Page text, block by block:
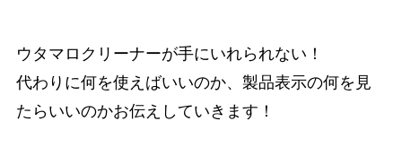
ウタマロクリーナーが手にいれられない！
代わりに何を使えばいいのか、製品表示の何を見
たらいいのかお伝えしていきます！